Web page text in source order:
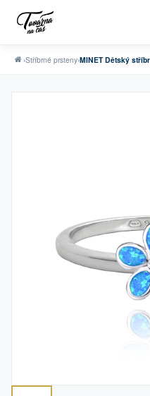
›Stříbrné prsteny›